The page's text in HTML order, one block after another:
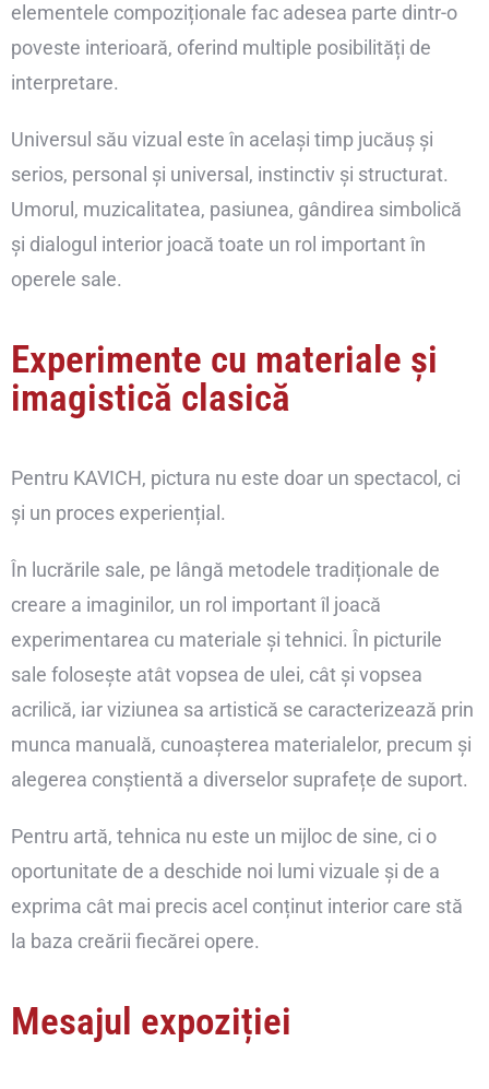
elementele compoziționale fac adesea parte dintr-o
poveste interioară, oferind multiple posibilități de
interpretare.
Universul său vizual este în același timp jucăuș și
serios, personal și universal, instinctiv și structurat.
Umorul, muzicalitatea, pasiunea, gândirea simbolică
și dialogul interior joacă toate un rol important în
operele sale.
Experimente cu materiale și
imagistică clasică
Pentru KAVICH, pictura nu este doar un spectacol, ci
și un proces experiențial.
În lucrările sale, pe lângă metodele tradiționale de
creare a imaginilor, un rol important îl joacă
experimentarea cu materiale și tehnici. În picturile
sale folosește atât vopsea de ulei, cât și vopsea
acrilică, iar viziunea sa artistică se caracterizează prin
munca manuală, cunoașterea materialelor, precum și
alegerea conștientă a diverselor suprafețe de suport.
Pentru artă, tehnica nu este un mijloc de sine, ci o
oportunitate de a deschide noi lumi vizuale și de a
exprima cât mai precis acel conținut interior care stă
la baza creării fiecărei opere.
Mesajul expoziției